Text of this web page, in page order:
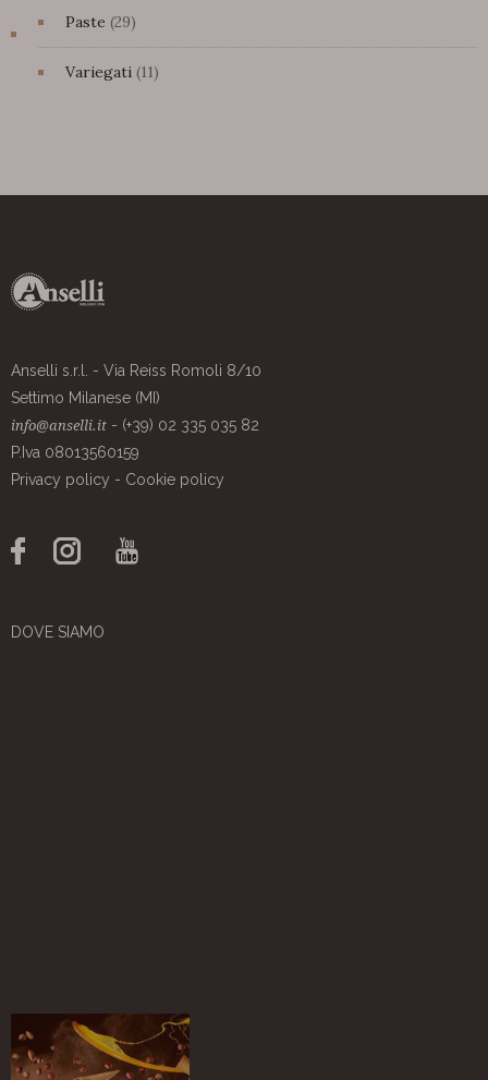
Paste 2929
prodotti
Variegati 1111
Anselli s.r.l. - Via Reiss Romoli 8/10
Settimo Milanese (MI)
info@anselli.it - (+39) 02 335 035 82
P.Iva 08013560159
Privacy policy - Cookie policy
DOVE SIAMO